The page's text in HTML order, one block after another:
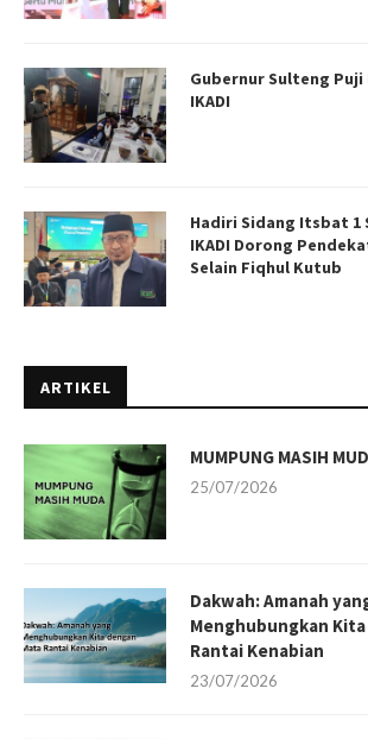
Gubernur Sulteng
IKADI
Hadiri Sidang Itsbat 1
IKADI Dorong
Selain Fiqhul Kutub
ARTIKEL
MUMPUNG MASIH
25/07/2026
Dakwah: Amanah
Menghubungkan
Rantai Kenabian
23/07/2026